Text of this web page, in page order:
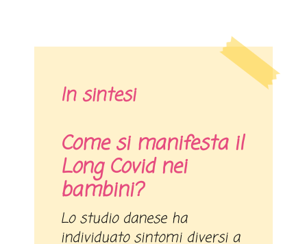
In sintesi
Come si manifesta il
Long Covid nei
bambini?
Lo studio danese ha
individuato sintomi diversi a